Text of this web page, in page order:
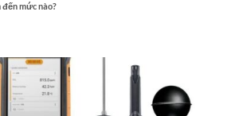
đến mức nào?